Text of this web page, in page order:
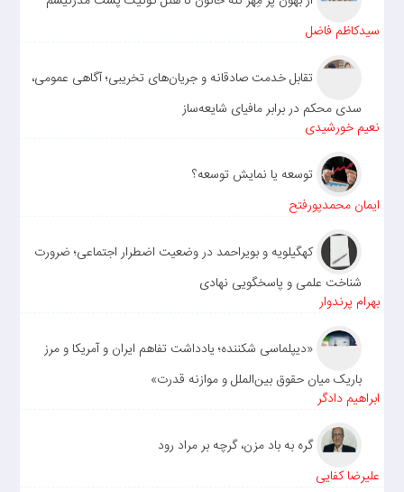
سیدکاظم فاضل
تقابل خدمت صادقانه و جریان‌های تخریبی؛ آگاهی عمومی،
سدی محکم در برابر مافیای شایعه‌ساز
نعیم خورشیدی
توسعه یا نمایش توسعه؟
ایمان محمدپورفتح
کهگیلویه و بویراحمد در وضعیت اضطرار اجتماعی؛ ضرورت
شناخت علمی و پاسخگویی نهادی
بهرام پرندوار
«دیپلماسی شکننده؛ یادداشت تفاهم ایران و آمریکا و مرز
باریک میان حقوق بین‌الملل و موازنه قدرت»
ابراهیم دادگر
گره به باد مزن، گرچه بر مراد رود
علیرضا کفایی